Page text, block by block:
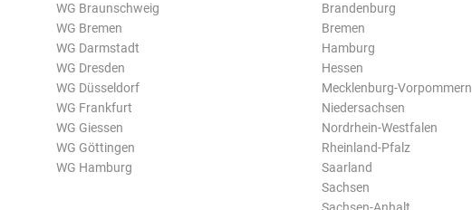
WG Braunschweig
WG Bremen
WG Darmstadt
WG Dresden
WG Düsseldorf
WG Frankfurt
WG Giessen
WG Göttingen
WG Hamburg
Brandenburg
Bremen
Hamburg
Hessen
Mecklenburg-Vorpommern
Niedersachsen
Nordrhein-Westfalen
Rheinland-Pfalz
Saarland
Sachsen